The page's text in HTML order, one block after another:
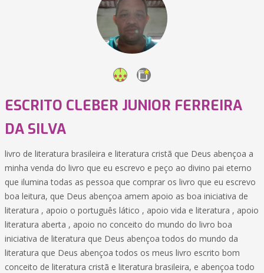
ESCRITO CLEBER JUNIOR FERREIRA
DA SILVA
livro de literatura brasileira e literatura cristã que Deus abençoa a
minha venda do livro que eu escrevo e peço ao divino pai eterno
que ilumina todas as pessoa que comprar os livro que eu escrevo
boa leitura, que Deus abençoa amem apoio as boa iniciativa de
literatura , apoio o português lático , apoio vida e literatura , apoio
literatura aberta , apoio no conceito do mundo do livro boa
iniciativa de literatura que Deus abençoa todos do mundo da
literatura que Deus abençoa todos os meus livro escrito bom
conceito de literatura cristã e literatura brasileira, e abençoa todo